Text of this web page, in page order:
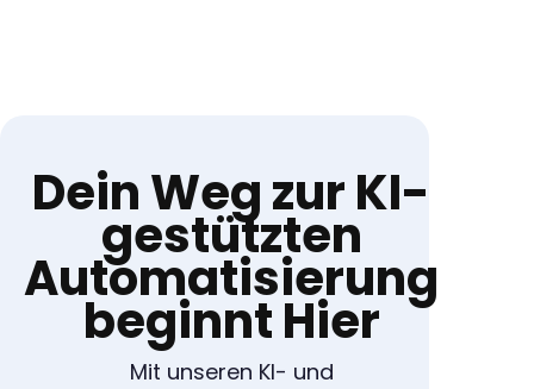
Dein Weg zur KI-
gestützten
Automatisierung
beginnt Hier
Mit unseren KI- und